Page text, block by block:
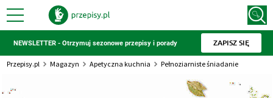
NEWSLETTER - Otrzymuj sezonowe przepisy i porady ZAPISZ SIĘ
Przepisy.pl Magazyn Apetyczna kuchnia Pełnoziarniste śniadanie